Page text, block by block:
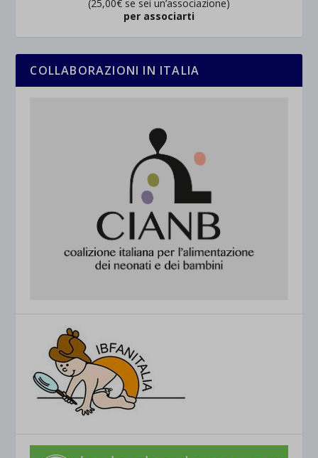
(25,00€ se sei un’associazione)
per associarti
COLLABORAZIONI IN ITALIA